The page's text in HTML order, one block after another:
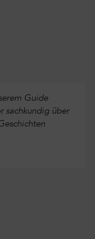
Guide
sachkundig über